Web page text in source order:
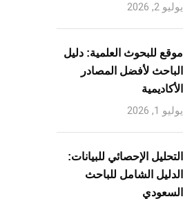
يوليو 2, 2026
موقع للبحوث العلمية: دليل
الباحث لأفضل المصادر
الأكاديمية
يوليو 1, 2026
التحليل الإحصائي للبيانات:
الدليل الشامل للباحث
السعودي